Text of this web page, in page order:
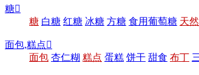
糖
糖 白糖 红糖 冰糖 方糖 食用葡萄糖 天
面包,糕点
面包 杏仁糊 糕点 蛋糕 饼干 甜食 布丁